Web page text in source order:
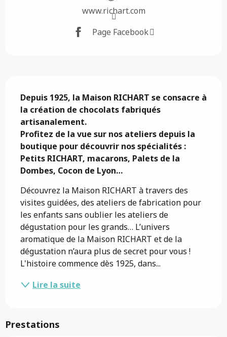
www.richart.com
Page Facebook
Depuis 1925, la Maison RICHART se consacre à
la création de chocolats fabriqués
artisanalement.
Profitez de la vue sur nos ateliers depuis la
boutique pour découvrir nos spécialités :
Petits RICHART, macarons, Palets de la
Dombes, Cocon de Lyon…
Découvrez la Maison RICHART à travers des
visites guidées, des ateliers de fabrication pour
les enfants sans oublier les ateliers de
dégustation pour les grands… L’univers
aromatique de la Maison RICHART et de la
dégustation n’aura plus de secret pour vous !
L'histoire commence dès 1925, dans...
Lire la suite
Prestations